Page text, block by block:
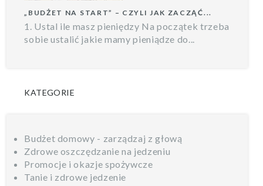
„BUDŻET NA START” – CZYLI JAK ZACZĄĆ...
1. Ustal ile masz pieniędzy Na początek trzeba
sobie ustalić jakie mamy pieniądze do...
KATEGORIE
Budżet domowy - zarządzaj z głową
Zdrowe oszczędzanie na jedzeniu
Promocje i okazje spożywcze
Tanie i zdrowe jedzenie